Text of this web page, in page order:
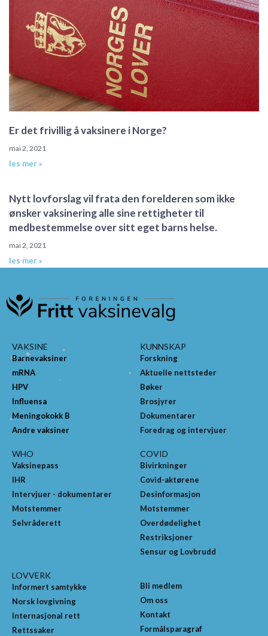
Er det frivillig å vaksinere i Norge?
mai 2, 2021
les mer »
Nytt lovforslag vil frata den forelderen som ikke
ønsker vaksinering alle sine rettigheter til
medbestemmelse over sitt eget barns helse.
mai 2, 2021
les mer »
VAKSINE
Barnevaksiner
mRNA
HPV
Influensa
Meningokokk B
Andre vaksiner
KUNNSKAP
Forskning
Aktuelle nettsteder
Bøker
Brosjyrer
Dokumentarer
Foredrag og intervjuer
WHO
Vaksinepass
IHR
Intervjuer - dokumentarer
Motstemmer
Selvråderett
COVID
Bivirkninger
Covid-aktørene
Desinformasjon
Motstemmer
Overdødelighet
Restriksjoner
Sensur og Lovbrudd
LOVVERK
Informert samtykke
Norsk lovgivning
Internasjonal rett
Rettssaker
Bli medlem
Om oss
Kontakt
Formålsparagraf